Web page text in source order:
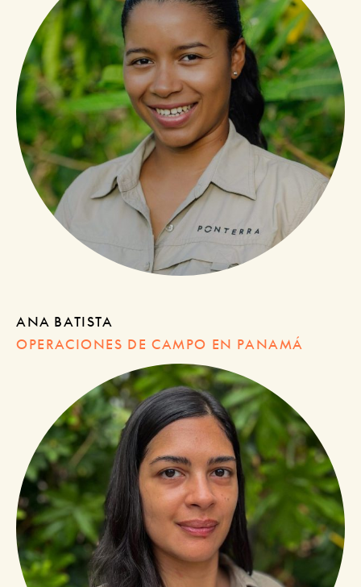
ANA BATISTA
OPERACIONES DE CAMPO EN PANAMÁ